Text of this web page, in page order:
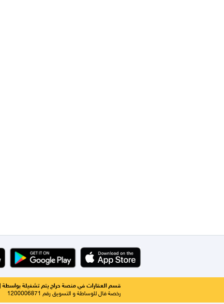
قسم العقارات في منصة حراج يتم تشغيلة بواسطة
رخصة فال للوساطة و التسويق رقم 1200006871